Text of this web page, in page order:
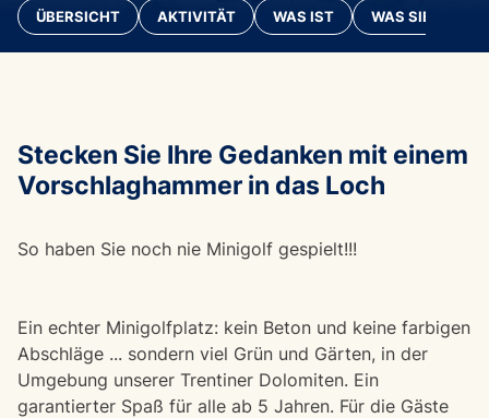
ÜBERSICHT AKTIVITÄT WAS IST WAS SIE
Stecken Sie Ihre Gedanken mit einem
Vorschlaghammer in das Loch
So haben Sie noch nie Minigolf gespielt!!!
Ein echter Minigolfplatz: kein Beton und keine farbigen
Abschläge ... sondern viel Grün und Gärten, in der
Umgebung unserer Trentiner Dolomiten. Ein
garantierter Spaß für alle ab 5 Jahren. Für die Gäste